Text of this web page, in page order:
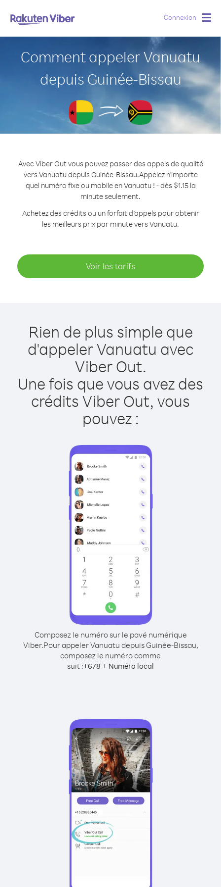
Connexion
Comment appeler Vanuatu
depuis Guinée-Bissau
Avec Viber Out vous pouvez passer des appels de qualité
vers Vanuatu depuis Guinée-Bissau.Appelez n'importe
quel numéro fixe ou mobile en Vanuatu ! - dès $1.15 la
minute seulement.
Achetez des crédits ou un forfait d’appels pour obtenir
les meilleurs prix par minute vers Vanuatu.
Voir les tarifs
Rien de plus simple que
d'appeler Vanuatu avec
Viber Out.
Une fois que vous avez des
crédits Viber Out, vous
pouvez :
Composez le numéro sur le pavé numérique
Viber.Pour appeler Vanuatu depuis Guinée-Bissau,
composez le numéro comme
suit :+678 + Numéro local